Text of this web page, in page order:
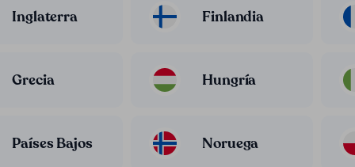
Inglaterra Finlandia
Grecia Hungría
Países Bajos Noruega